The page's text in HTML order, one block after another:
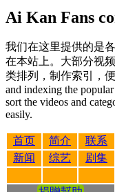
Ai Kan Fans
我们在这里提供的是
在本站上。大部分视
类排列，制作索引，
and indexing the
sort the videos and
easily.
首页 简介
联系
新闻
综艺 剧集